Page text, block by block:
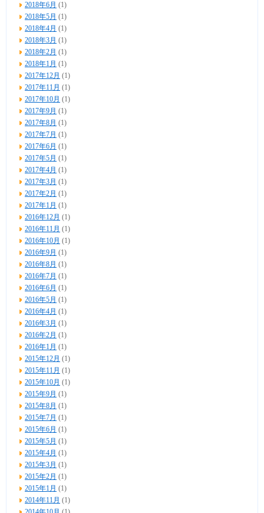
2018年6月 (1)
2018年5月 (1)
2018年4月 (1)
2018年3月 (1)
2018年2月 (1)
2018年1月 (1)
2017年12月 (1)
2017年11月 (1)
2017年10月 (1)
2017年9月 (1)
2017年8月 (1)
2017年7月 (1)
2017年6月 (1)
2017年5月 (1)
2017年4月 (1)
2017年3月 (1)
2017年2月 (1)
2017年1月 (1)
2016年12月 (1)
2016年11月 (1)
2016年10月 (1)
2016年9月 (1)
2016年8月 (1)
2016年7月 (1)
2016年6月 (1)
2016年5月 (1)
2016年4月 (1)
2016年3月 (1)
2016年2月 (1)
2016年1月 (1)
2015年12月 (1)
2015年11月 (1)
2015年10月 (1)
2015年9月 (1)
2015年8月 (1)
2015年7月 (1)
2015年6月 (1)
2015年5月 (1)
2015年4月 (1)
2015年3月 (1)
2015年2月 (1)
2015年1月 (1)
2014年11月 (1)